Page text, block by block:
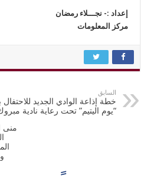
إعداد :- نجـــلاء رمضان
مركز المعلومات
السابق
خطة إذاعة الوادي الجديد للاحتفال
“يوم اليتيم” تحت رعاية نادية
منى